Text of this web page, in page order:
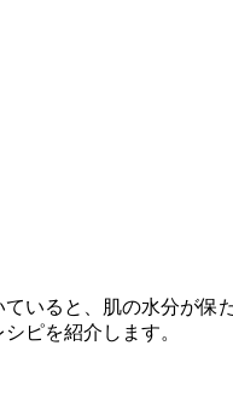
いると、肌の水分が保
ピを紹介します。